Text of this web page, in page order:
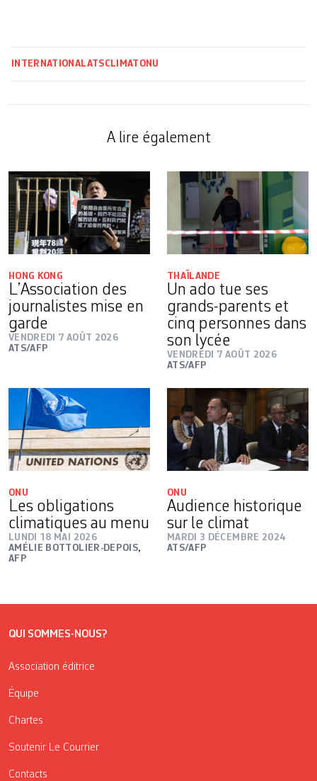
INTERNATIONALATSCLIMAT ONU
A lire également
HONG KONG
L’Association des
journalistes mise en
garde
VENDREDI 7 AOÛT 2026
ATS/AFP
THAÏLANDE
Un ado tue ses
grands-parents et
cinq personnes dans
son lycée
VENDREDI 7 AOÛT 2026
ATS/AFP
ONU
Les obligations
climatiques au menu
LUNDI 18 MAI 2026
AMÉLIE BOTTOLIER-DEPOIS,
AFP
ONU
Audience historique
sur le climat
MARDI 3 DÉCEMBRE 2024
ATS/AFP
QUI SOMMES-NOUS?
Association éditrice
Équipe
Chartes
Soutenir Le Courrier
Contacts